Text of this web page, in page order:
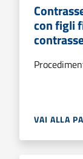
con figli
VAI ALLA